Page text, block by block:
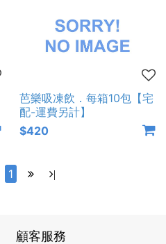
芭樂吸凍飲．每箱10包【宅
配-運費另計】
$420
1 |
顧客服務